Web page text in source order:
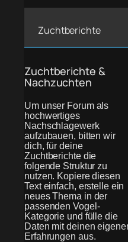
Zuchtberichte
Zuchtberichte &
Nachzuchten
Um unser Forum als
hochwertiges
Nachschlagewerk
aufzubauen, bitten wir
dich, für deine
Zuchtberichte die
folgende Struktur zu
nutzen. Kopiere diesen
Text einfach, erstelle ein
neues Thema in der
passenden Vogel-
Kategorie und fülle die
Daten mit deinen
Erfahrungen aus.